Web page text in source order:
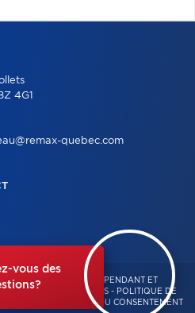
vous des
4G1
quebec.com
– FRANCHISÉ INDÉPENDANT ET
DROITS RÉSERVÉS - POLITIQUE DE
GESTION DU CONSENTEMENT